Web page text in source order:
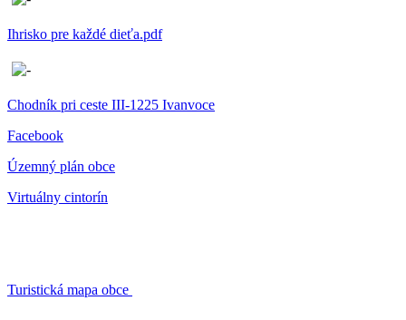
Ihrisko pre každé dieťa.pdf
Chodník pri ceste III-1225 Ivanvoce
Facebook
Územný plán obce
Virtuálny cintorín
Turistická mapa obce